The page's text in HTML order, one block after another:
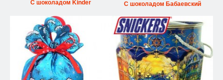
С шоколадом Kinder С шоколадом Бабаевский